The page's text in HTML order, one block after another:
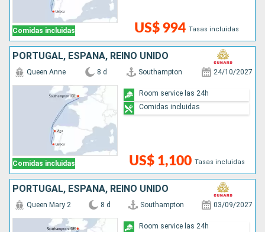
Comidas incluidas US$ 994 Tasas incluidas
PORTUGAL, ESPAÑA, REINO UNIDO
Comidas incluidas
Queen Anne 8 d Southampton 24/10/2027
US$ 1,100 Tasas incluidas
Room service las 24h
Comidas incluidas
PORTUGAL, ESPAÑA, REINO UNIDO
Queen Mary 2 8 d Southampton 03/09/2027
Room service las 24h